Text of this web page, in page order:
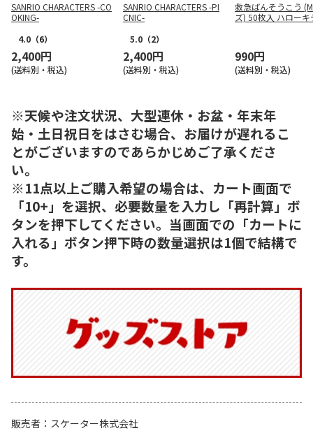
SANRIO CHARACTERS -CO
OKING-
4.0 （6）
2,400円
(送料別・税込)
SANRIO CHARACTERS -PI
CNIC-
5.0 （2）
2,400円
(送料別・税込)
救急ばんそうこう
ズ) 50枚入 ハローキ
990円
(送料別・税込)
※天候や注文状況、大型連休・お盆・年末年
始・土日祝日をはさむ場合、お届けが遅れるこ
とがございますのであらかじめご了承くださ
い。
※11点以上ご購入希望の場合は、カート画面で
「10+」を選択、必要数量を入力し「再計算」ボ
タンを押下してください。当画面での「カートに
入れる」ボタン押下時の数量選択は1個で結構で
す。
販売者
スケーター株式会社